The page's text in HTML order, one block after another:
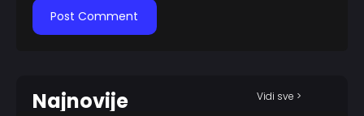
Najnovije Vidi sve >